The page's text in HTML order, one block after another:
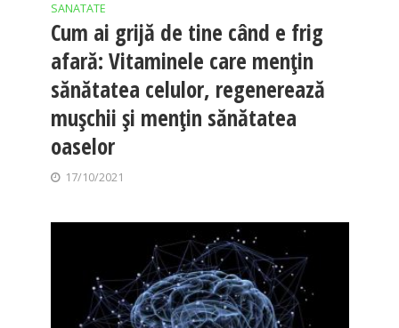
SANATATE
Cum ai grijă de tine când e frig
afară: Vitaminele care mențin
sănătatea celulor, regenerează
mușchii și mențin sănătatea
oaselor
17/10/2021